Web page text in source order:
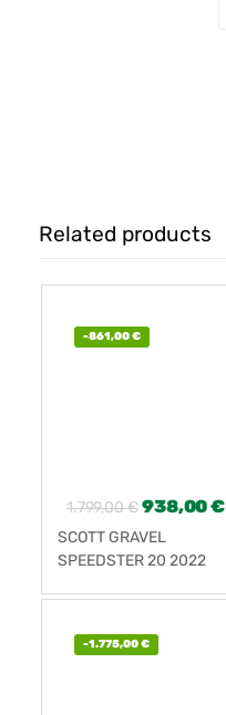
Related products
-861,00€
1.799,00€ 938,00€
SCOTT GRAVEL
SPEEDSTER 20 2022
-1.775,00€